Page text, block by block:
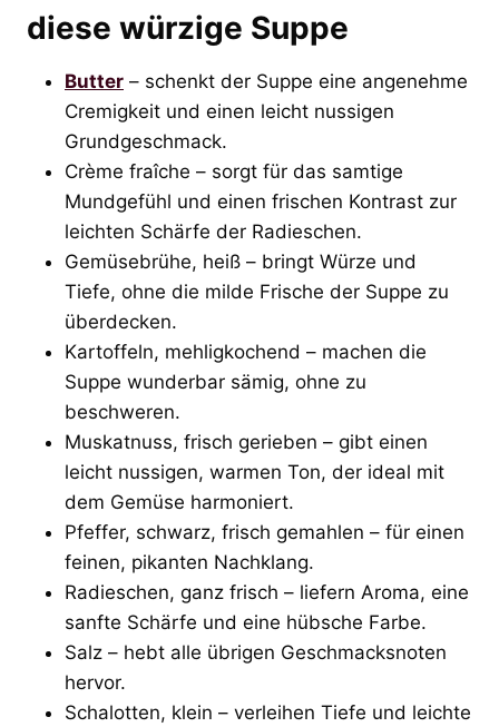
diese würzige Suppe
Butter – schenkt der Suppe eine angenehme
Cremigkeit und einen leicht nussigen
Grundgeschmack.
Crème fraîche – sorgt für das samtige
Mundgefühl und einen frischen Kontrast zur
leichten Schärfe der Radieschen.
Gemüsebrühe, heiß – bringt Würze und
Tiefe, ohne die milde Frische der Suppe zu
überdecken.
Kartoffeln, mehligkochend – machen die
Suppe wunderbar sämig, ohne zu
beschweren.
Muskatnuss, frisch gerieben – gibt einen
leicht nussigen, warmen Ton, der ideal mit
dem Gemüse harmoniert.
Pfeffer, schwarz, frisch gemahlen – für einen
feinen, pikanten Nachklang.
Radieschen, ganz frisch – liefern Aroma, eine
sanfte Schärfe und eine hübsche Farbe.
Salz – hebt alle übrigen Geschmacksnoten
hervor.
Schalotten, klein – verleihen Tiefe und leichte